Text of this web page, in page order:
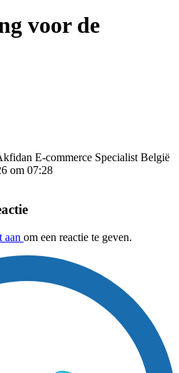
voor de
E-commerce Specialist België
om 07:28
aan om een reactie te geven.